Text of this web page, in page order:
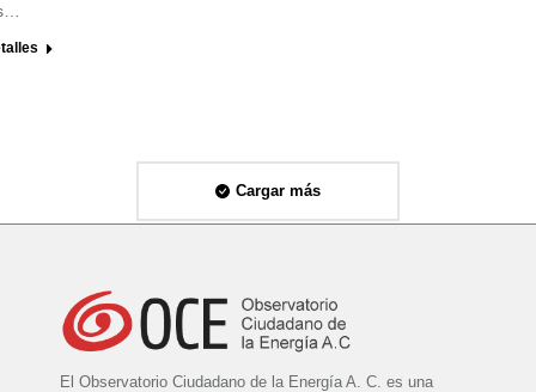
Cargar más
El Observatorio Ciudadano de la Energía A. C. es una